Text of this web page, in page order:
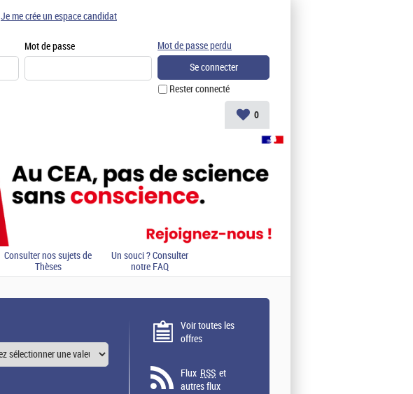
Mot de passe
Rester connecté
Mot de passe perdu
Je me crée un espace candidat
0
Consulter nos sujets de
Thèses
Un souci ? Consulter
notre FAQ
Voir toutes les
offres
Flux RSS et
autres flux